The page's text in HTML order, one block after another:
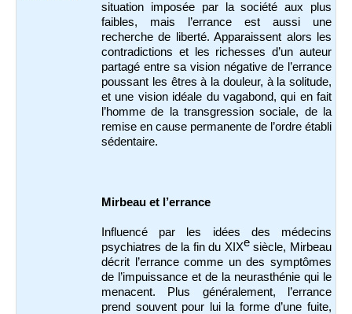
situation imposée par la société aux plus
faibles, mais l’errance est aussi une
recherche de liberté. Apparaissent alors les
contradictions et les richesses d’un auteur
partagé entre sa vision négative de l’errance
poussant les êtres à la douleur, à la solitude,
et une vision idéale du vagabond, qui en fait
l’homme de la transgression sociale, de la
remise en cause permanente de l’ordre établi
sédentaire.
Mirbeau et l’errance
Influencé par les idées des médecins
psychiatres de la fin du XIXesiècle, Mirbeau
décrit l’errance comme un des symptômes
de l’impuissance et de la neurasthénie qui le
menacent. Plus généralement, l’errance
prend souvent pour lui la forme d’une fuite,